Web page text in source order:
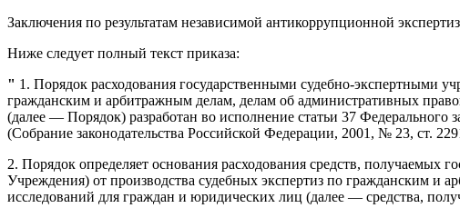
Заключения по результатам независимой антикоррупционной
Ниже следует полный текст приказа:
" 1. Порядок расходования государственными судебно-экспертными
гражданским и арбитражным делам, делам об административных
(далее — Порядок) разработан во исполнение статьи 37
(Собрание законодательства Российской Федерации, 2001, № 23, ст.
2. Порядок определяет основания расходования средств,
Учреждения) от производства судебных экспертиз по гражданским и
исследований для граждан и юридических лиц (далее — средства,